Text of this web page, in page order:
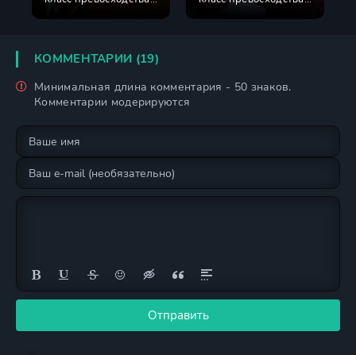
КОММЕНТАРИИ (19)
Минимальная длина комментария - 50 знаков.
Комментарии модерируются
Отправить